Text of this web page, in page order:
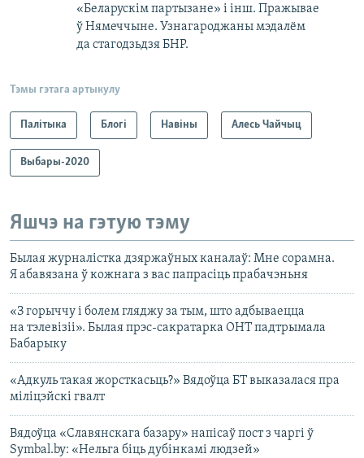
«Беларускім партызане» і інш. Пражывае
ў Нямеччыне. Узнагароджаны мэдалём
да стагодзьдзя БНР.
Тэмы гэтага артыкулу
Палітыка Блогі Навіны Алесь Чайчыц
Выбары-2020
Яшчэ на гэтую тэму
Былая журналістка дзяржаўных каналаў: Мне сорамна.
Я абавязана ў кожнага з вас папрасіць прабачэньня
«З горыччу і болем гляджу за тым, што адбываецца
на тэлевізіі». Былая прэс-сакратарка ОНТ падтрымала
Бабарыку
«Адкуль такая жорсткасьць?» Вядоўца БТ выказалася пра
міліцэйскі гвалт
Вядоўца «Славянскага базару» напісаў пост з чаргі ў
Symbal.by: «Нельга біць дубінкамі людзей»